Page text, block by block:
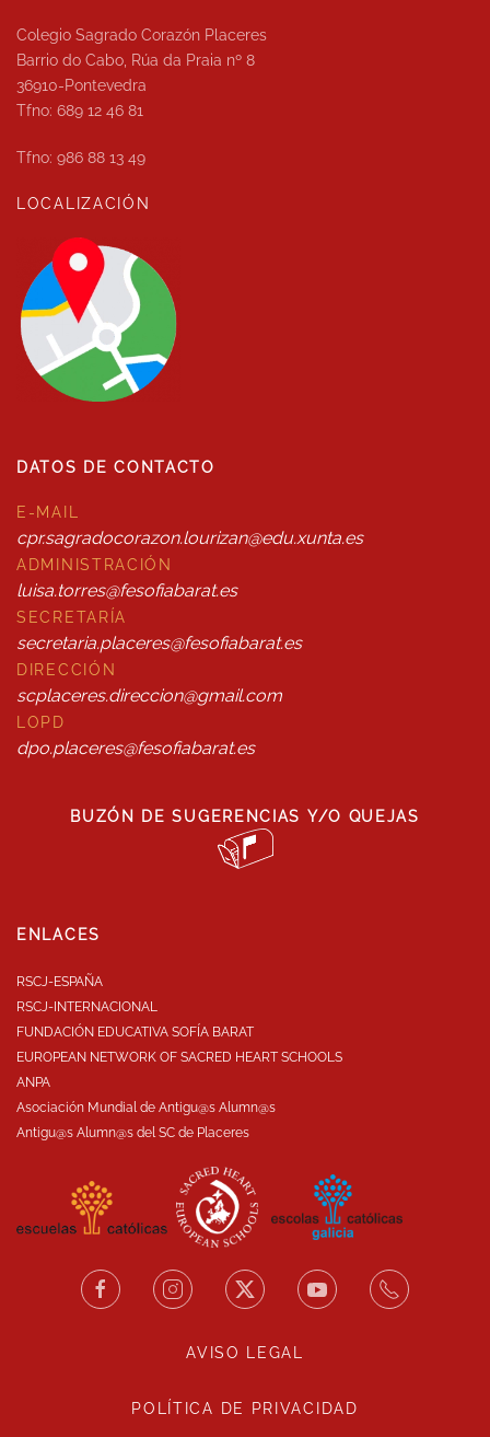
Colegio Sagrado Corazón Placeres
Barrio do Cabo, Rúa da Praia nº 8
36910-Pontevedra
Tfno: 689 12 46 81
Tfno: 986 88 13 49
LOCALIZACIÓN
DATOS DE CONTACTO
E-MAIL
cpr.sagradocorazon.lourizan@edu.xunta.es
ADMINISTRACIÓN
luisa.torres@fesofiabarat.es
SECRETARÍA
secretaria.placeres@fesofiabarat.es
DIRECCIÓN
scplaceres.direccion@gmail.com
LOPD
dpo.placeres@fesofiabarat.es
BUZÓN DE SUGERENCIAS Y/O QUEJAS
ENLACES
RSCJ-ESPAÑA
RSCJ-INTERNACIONAL
FUNDACIÓN EDUCATIVA SOFÍA BARAT
EUROPEAN NETWORK OF SACRED HEART SCHOOLS
ANPA
Asociación Mundial de Antigu@s Alumn@s
Antigu@s Alumn@s del SC de Placeres
AVISO LEGAL
POLÍTICA DE PRIVACIDAD